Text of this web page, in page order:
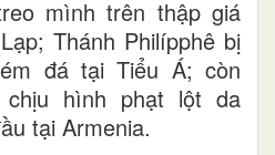
mình trên thập giá
Thánh Philípphê bị
đá tại Tiểu Á; còn
chịu hình phạt lột da
tại Armenia.